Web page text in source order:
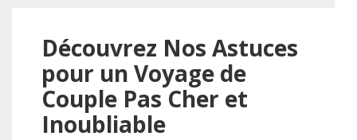
Découvrez Nos Astuces
pour un Voyage de
Couple Pas Cher et
Inoubliable